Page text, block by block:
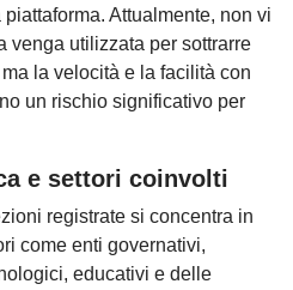
Attualmente, non vi
venga utilizzata per sottrarre
la velocità e la facilità con
un rischio significativo per
e settori coinvolti
registrate si concentra in
come enti governativi,
educativi e delle